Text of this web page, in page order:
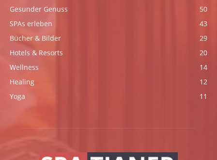
Gesunder Genuss
50
SPAs erleben
43
Bücher & Bilder
29
Hotels & Resorts
20
Wellness
14
Healing
12
Yoga
11